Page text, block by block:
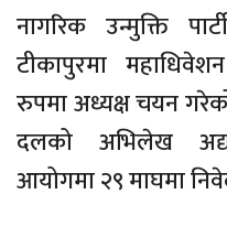
नागरिक उन्मुक्ति
टीकापुरमा
रुपमा अध्यक्ष चयन
दलको अभिलेख
आयोगमा २९ माघमा